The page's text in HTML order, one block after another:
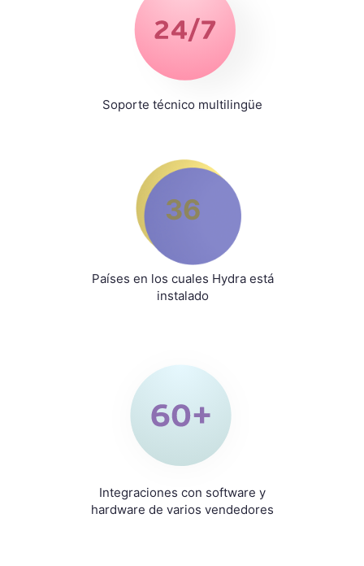
Países en los cuales Hydra está
instalado
Integraciones con software y
hardware de varios vendedores
Soporte técnico multilingüe
36